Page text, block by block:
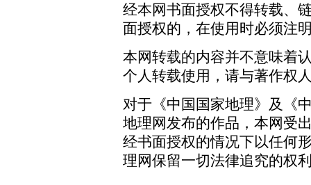
经本网书面授权不得转载、
面授权的，在使用时必须注
本网转载的内容并不意味着
个人转载使用，请与著作权
对于《中国国家地理》及《
地理网发布的作品，本网受
经书面授权的情况下以任何
理网保留一切法律追究的权